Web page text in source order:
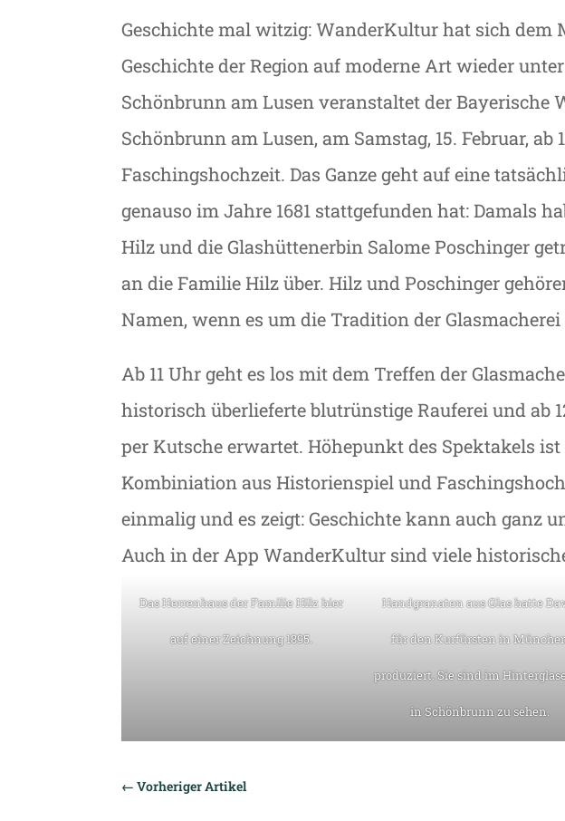
Geschichte mal witzig: WanderKultur hat sich dem
Geschichte der Region auf moderne Art wieder
Schönbrunn am Lusen veranstaltet der Bayerische
Schönbrunn am Lusen, am Samstag, 15. Februar,
Faschingshochzeit. Das Ganze geht auf eine
genauso im Jahre 1681 stattgefunden hat: Damals
Hilz und die Glashüttenerbin Salome Poschinger
an die Familie Hilz über. Hilz und Poschinger
Namen, wenn es um die Tradition der
Ab 11 Uhr geht es los mit dem Treffen der
historisch überlieferte blutrünstige Rauferei und ab
per Kutsche erwartet. Höhepunkt des Spektakels ist
Kombiniation aus Historienspiel und
einmalig und es zeigt: Geschichte kann auch ganz
Auch in der App WanderKultur sind viele
Das Herrenhaus der Familie Hilz hier
auf einer Zeichnung 1895.
Handgranaten aus Glas hatte
für den Kurfürsten in
produziert. Sie sind im
in Schönbrunn zu sehen.
←Vorheriger Artikel